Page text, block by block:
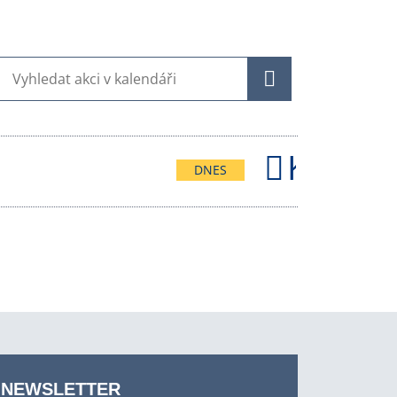
DNES
NEWSLETTER